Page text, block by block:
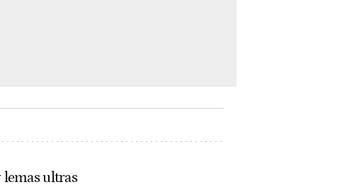
ultras